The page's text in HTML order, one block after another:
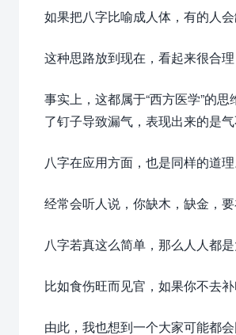
如果把八字比喻成人体，有的人
这种思路放到现在，看起来很合理
事实上，这都属于“西方医学”的
了钉子导致漏气，表现出来的是
八字在应用方面，也是同样的道理
经常会听人说，你缺木，缺金，要
八字若真这么简单，那么人人都
比如食伤旺而见官，如果你不去
由此，我也想到一个大家可能都